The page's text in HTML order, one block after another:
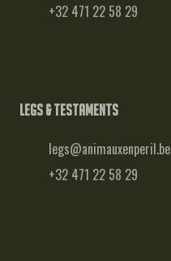
+32 471 22 58 29
Legs & testaments
legs@animauxenperil.be
+32 471 22 58 29